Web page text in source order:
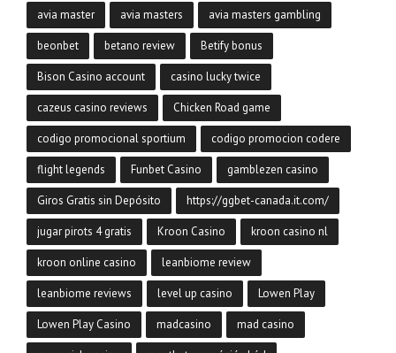
avia master avia masters avia masters gambling
beonbet betano review Betify bonus
Bison Casino account casino lucky twice
cazeus casino reviews Chicken Road game
codigo promocional sportium codigo promocion codere
flight legends Funbet Casino gamblezen casino
Giros Gratis sin Depósito https://ggbet-canada.it.com/
jugar pirots 4 gratis Kroon Casino kroon casino nl
kroon online casino leanbiome review
leanbiome reviews level up casino Lowen Play
Lowen Play Casino madcasino mad casino